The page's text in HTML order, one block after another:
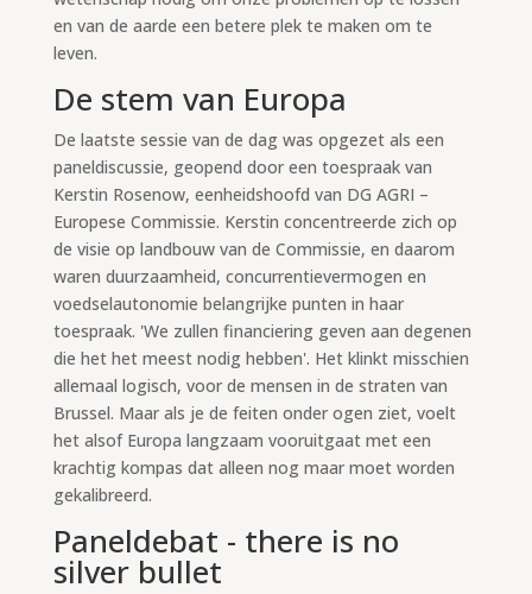
en van de aarde een betere plek te maken om te
leven.
De stem van Europa
De laatste sessie van de dag was opgezet als een
paneldiscussie, geopend door een toespraak van
Kerstin Rosenow, eenheidshoofd van DG AGRI –
Europese Commissie. Kerstin concentreerde zich op
de visie op landbouw van de Commissie, en daarom
waren duurzaamheid, concurrentievermogen en
voedselautonomie belangrijke punten in haar
toespraak. 'We zullen financiering geven aan degenen
die het het meest nodig hebben'. Het klinkt misschien
allemaal logisch, voor de mensen in de straten van
Brussel. Maar als je de feiten onder ogen ziet, voelt
het alsof Europa langzaam vooruitgaat met een
krachtig kompas dat alleen nog maar moet worden
gekalibreerd.
Paneldebat - there is no
silver bullet